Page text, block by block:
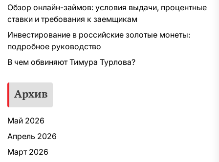
Обзор онлайн-займов: условия выдачи, процентные
ставки и требования к заемщикам
Инвестирование в российские золотые монеты:
подробное руководство
В чем обвиняют Тимура Турлова?
Архив
Май 2026
Апрель 2026
Март 2026